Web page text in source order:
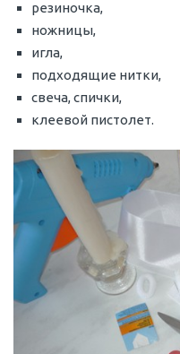
резиночка,
ножницы,
игла,
подходящие нитки,
свеча, спички,
клеевой пистолет.